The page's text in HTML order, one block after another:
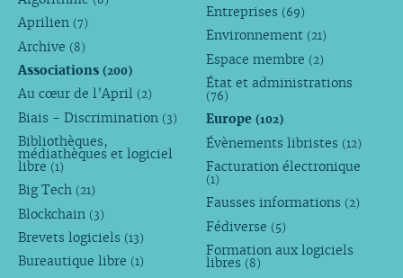
Aprilien (7)
Archive (8)
Associations (200)
Au cœur de l’April (2)
Biais - Discrimination (3)
Bibliothèques,
médiathèques et logiciel
libre (1)
Big Tech (21)
Blockchain (3)
Brevets logiciels (13)
Bureautique libre (1)
Entreprises (69)
Environnement (21)
Espace membre (2)
État et administrations
(76)
Europe(102)
Évènements libristes (12)
Facturation électronique
(1)
Fausses informations (2)
Fédiverse (5)
Formation aux logiciels
libres (8)